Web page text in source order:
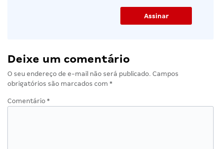
Deixe um comentário
O seu endereço de e-mail não será publicado. Campos
obrigatórios são marcados com *
Comentário *